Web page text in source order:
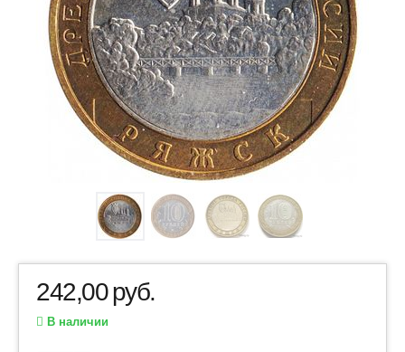
242,00руб.
В наличии